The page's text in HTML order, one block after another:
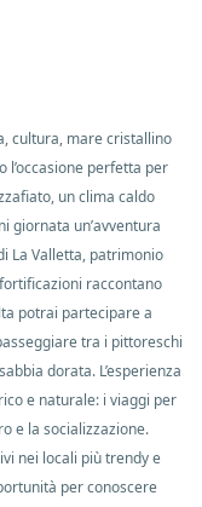
cultura, mare cristallino
l’occasione perfetta per
un clima caldo
giornata un’avventura
La Valletta, patrimonio
fortificazioni raccontano
potrai partecipare a
tra i pittoreschi
dorata. L’esperienza
e naturale: i viaggi per
e la socializzazione.
nei locali più trendy e
per conoscere